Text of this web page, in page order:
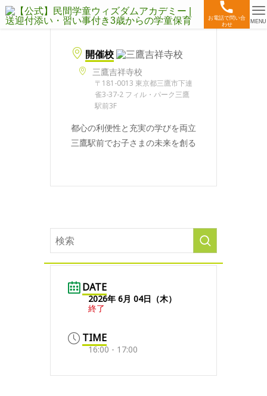
お電話で問い合
わせ
MENU
開催校
三鷹吉祥寺校
〒181-0013 東京都三鷹市下連
雀3-37-2 フィル・パーク三鷹
駅前3F
都心の利便性と充実の学びを両立
三鷹駅前でお子さまの未来を創る
DATE
2026年 6月 04日（木）
終了
TIME
16:00 - 17:00